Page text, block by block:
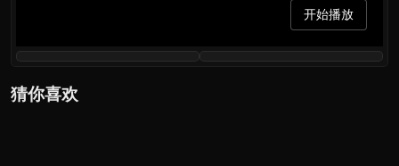
开始播放
猜你喜欢